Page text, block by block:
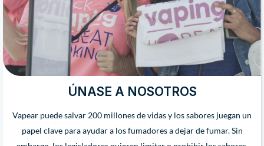
ÚNASE A NOSOTROS
Vapear puede salvar 200 millones de vidas y los sabores juegan un
papel clave para ayudar a los fumadores a dejar de fumar. Sin